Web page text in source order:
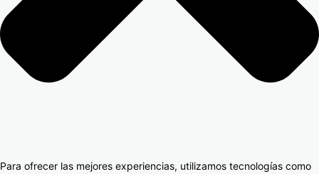
Para ofrecer las mejores experiencias, utilizamos tecnologías como